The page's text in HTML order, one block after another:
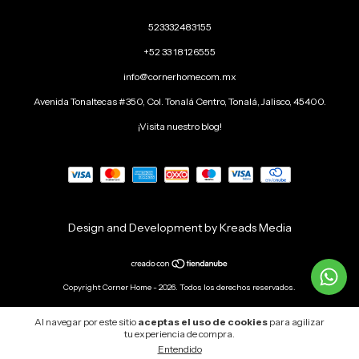
Al navegar por este sitio aceptas el uso de cookies para agilizar
tu experiencia de compra.
Entendido
523332483155
+52 33 18126555
info@cornerhome.com.mx
Avenida Tonaltecas #350, Col. Tonalá Centro, Tonalá, Jalisco, 45400.
¡Visita nuestro blog!
Design and Development by Kreads Media
Copyright Corner Home - 2026. Todos los derechos reservados.